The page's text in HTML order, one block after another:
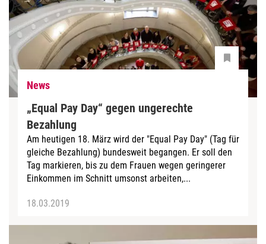
News
„Equal Pay Day“ gegen ungerechte
Bezahlung
Am heutigen 18. März wird der "Equal Pay Day" (Tag für
gleiche Bezahlung) bundesweit begangen. Er soll den
Tag markieren, bis zu dem Frauen wegen geringerer
Einkommen im Schnitt umsonst arbeiten,...
18.03.2019